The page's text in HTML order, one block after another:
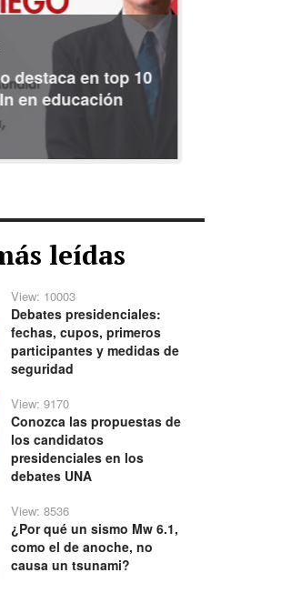
destaca en top 10
en educación
leídas
View: 10003
Debates presidenciales:
fechas, cupos, primeros
participantes y medidas de
seguridad
View: 9170
Conozca las propuestas de
los candidatos
presidenciales en los
debates UNA
View: 8536
¿Por qué un sismo Mw 6.1,
como el de anoche, no
causa un tsunami?